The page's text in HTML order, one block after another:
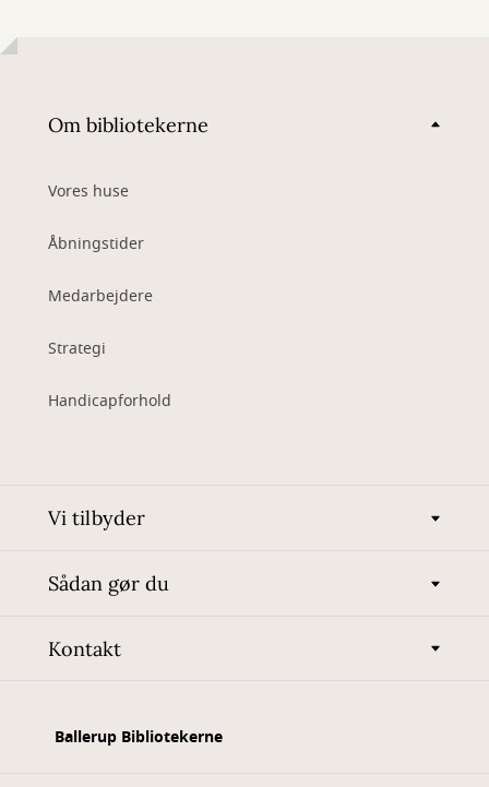
Om bibliotekerne
Vores huse
Åbningstider
Medarbejdere
Strategi
Handicapforhold
Vi tilbyder
Sådan gør du
Kontakt
Ballerup Bibliotekerne